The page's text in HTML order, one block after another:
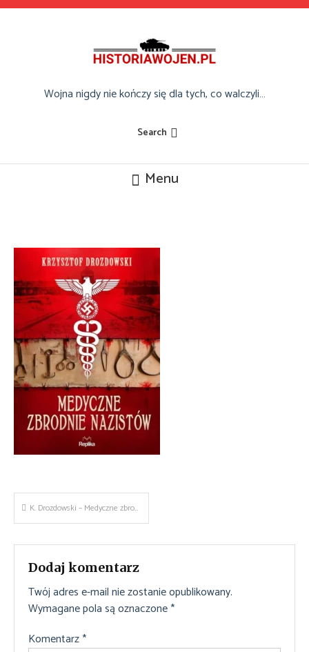
Skip
Wojna nigdy nie kończy się dla tych, co walczyli…
Search
Menu
Nawigacja
wpisu
K. Drozdowski – Medyczne zbrodnie nazistów
Dodaj komentarz
Twój adres e-mail nie zostanie opublikowany.
Wymagane pola są oznaczone*
Komentarz*